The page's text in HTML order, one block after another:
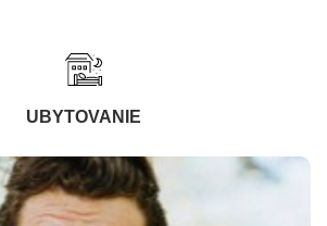
UBYTOVANIE